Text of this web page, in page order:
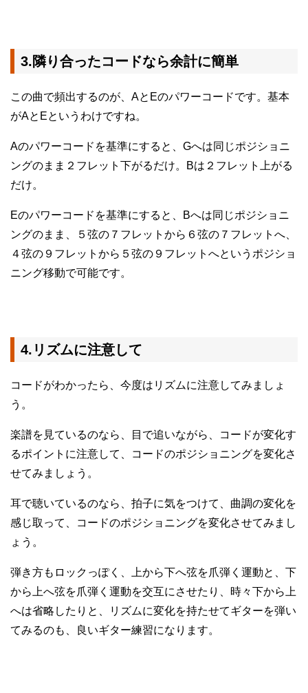
3.隣り合ったコードなら余計に簡単
この曲で頻出するのが、AとEのパワーコードです。基本
がAとEというわけですね。
Aのパワーコードを基準にすると、Gへは同じポジショニ
ングのまま２フレット下がるだけ。Bは２フレット上がる
だけ。
Eのパワーコードを基準にすると、Bへは同じポジショニ
ングのまま、５弦の７フレットから６弦の７フレットへ、
４弦の９フレットから５弦の９フレットへというポジショ
ニング移動で可能です。
4.リズムに注意して
コードがわかったら、今度はリズムに注意してみましょ
う。
楽譜を見ているのなら、目で追いながら、コードが変化す
るポイントに注意して、コードのポジショニングを変化さ
せてみましょう。
耳で聴いているのなら、拍子に気をつけて、曲調の変化を
感じ取って、コードのポジショニングを変化させてみまし
ょう。
弾き方もロックっぽく、上から下へ弦を爪弾く運動と、下
から上へ弦を爪弾く運動を交互にさせたり、時々下から上
へは省略したりと、リズムに変化を持たせてギターを弾い
てみるのも、良いギター練習になります。